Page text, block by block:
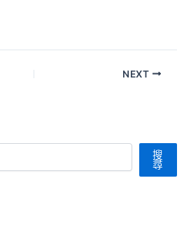
NEXT
搜
尋